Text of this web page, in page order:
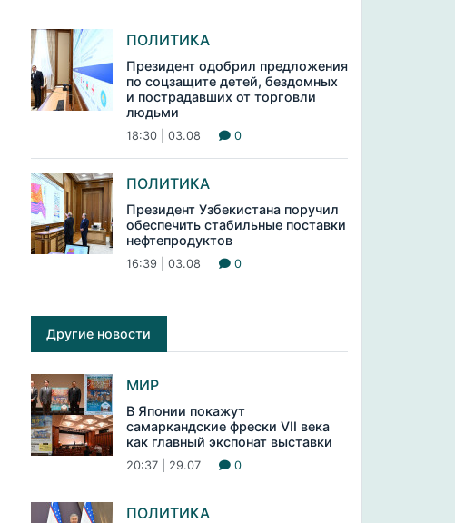
ПОЛИТИКА
Президент одобрил предложения
по соцзащите детей, бездомных
и пострадавших от торговли
людьми
18:30 | 03.08 0
ПОЛИТИКА
Президент Узбекистана поручил
обеспечить стабильные поставки
нефтепродуктов
16:39 | 03.08 0
Другие новости
МИР
В Японии покажут
самаркандские фрески VII века
как главный экспонат выставки
20:37 | 29.07 0
ПОЛИТИКА